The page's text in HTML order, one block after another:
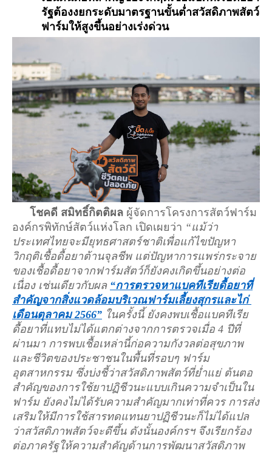
รัฐต้องงยกระดับมาตรฐานขั้นต่ำสวัสดิภาพสัตว์
ฟาร์มให้สูงขึ้นอย่างเร่งด่วน
โชคดี สมิทธิ์กิตติผล ผู้จัดการโครงการสัตว์ฟาร์ม
องค์กรพิทักษ์สัตว์แห่งโลก เปิดเผยว่า “แม้ว่า
ประเทศไทยจะมียุทธศาสตร์ชาติเพื่อแก้ไขปัญหา
วิกฤติเชื้อดื้อยาต้านจุลชีพ แต่ปัญหาการแพร่กระจาย
ของเชื้อดื้อยาจากฟาร์มสัตว์ก็ยังคงเกิดขึ้นอย่างต่อ
เนื่อง เช่นเดียวกับผล “การตรวจหาแบคทีเรียดื้อยาที่
สำคัญจากสิ่งแวดล้อมบริเวณฟาร์มเลี้ยงสุกรและไก่
เดือนตุลาคม 2566” ในครั้งนี้ ยังคงพบเชื้อแบคทีเรีย
ดื้อยาที่แทบไม่ได้แตกต่างจากการตรวจเมื่อ 4 ปีที่
ผ่านมา การพบเชื้อเหล่านี้ก่อความกังวลต่อสุขภาพ
และชีวิตของประชาชนในพื้นที่รอบๆ ฟาร์ม
อุตสาหกรรม ซึ่งบ่งชี้ว่าสวัสดิภาพสัตว์ที่ย่ำแย่ ต้นตอ
สำคัญของการใช้ยาปฏิชีวนะแบบเกินความจำเป็นใน
ฟาร์ม ยังคงไม่ได้รับความสำคัญมากเท่าที่ควร การส่ง
เสริมให้มีการใช้สารทดแทนยาปฏิชีวนะก็ไม่ได้แปล
ว่าสวัสดิภาพสัตว์จะดีขึ้น ดังนั้นองค์กรฯ จึงเรียกร้อง
ต่อภาครัฐให้ความสำคัญด้านการพัฒนาสวัสดิภาพ